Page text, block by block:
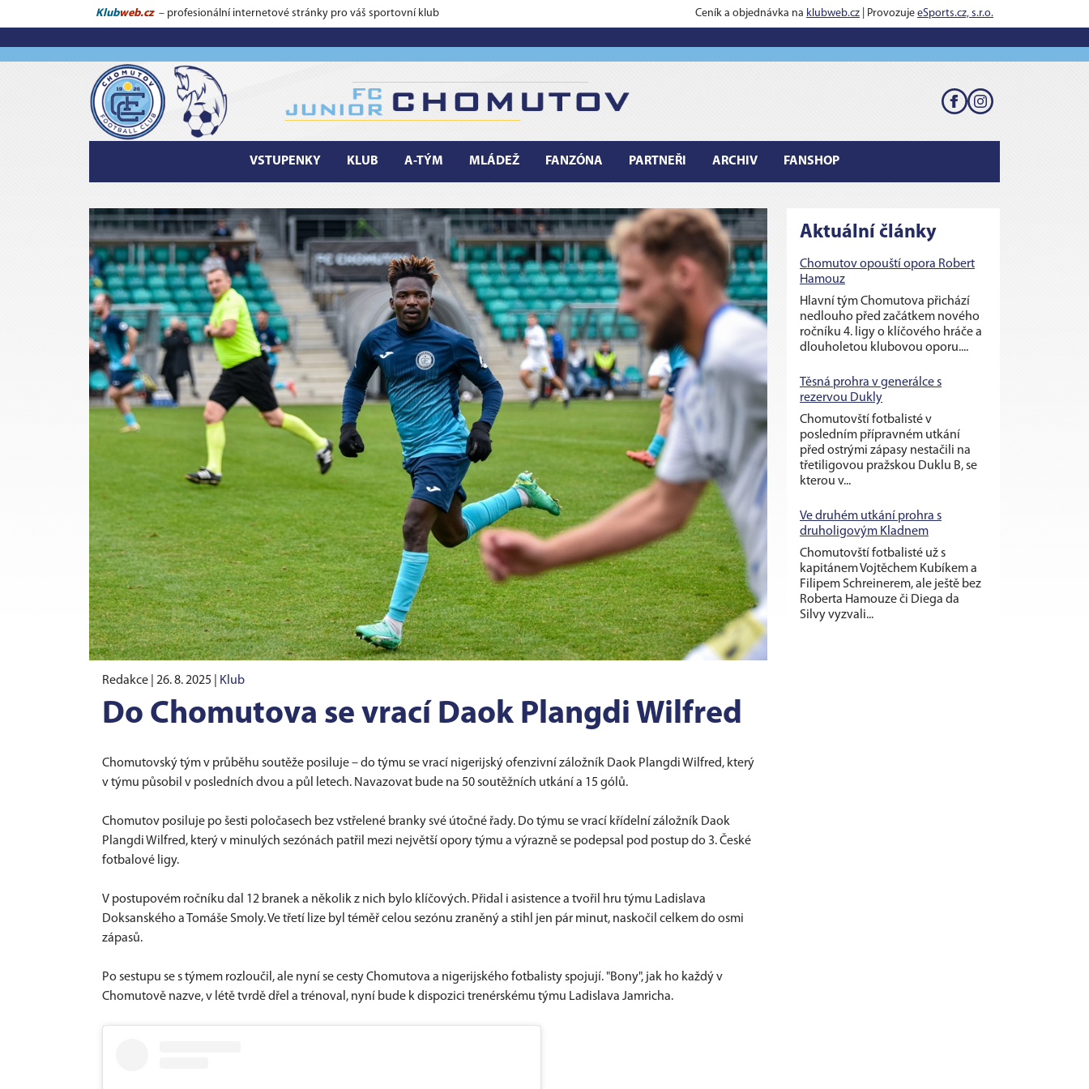
Klubweb.cz – profesionální internetové stránky pro váš sportovní klub Ceník a objednávka na klubweb.cz | Provozuje eSports.cz, s.r.o.
VSTUPENKY KLUB A-TÝM MLÁDEŽ FANZÓNA PARTNEŘI ARCHIV FANSHOP
Redakce | 26. 8. 2025 Klub
Do Chomutova se vrací Daok Plangdi Wilfred
Chomutovský tým v průběhu soutěže posiluje – do týmu se vrací nigerijský ofenzivní záložník Daok Plangdi Wilfred, který
v týmu působil v posledních dvou a půl letech. Navazovat bude na 50 soutěžních utkání a 15 gólů.
Chomutov posiluje po šesti poločasech bez vstřelené branky své útočné řady. Do týmu se vrací křídelní záložník Daok
Plangdi Wilfred, který v minulých sezónách patřil mezi největší opory týmu a výrazně se podepsal pod postup do 3. České
fotbalové ligy.
V postupovém ročníku dal 12 branek a několik z nich bylo klíčových. Přidal i asistence a tvořil hru týmu Ladislava
Doksanského a Tomáše Smoly. Ve třetí lize byl téměř celou sezónu zraněný a stihl jen pár minut, naskočil celkem do osmi
zápasů.
Po sestupu se s týmem rozloučil, ale nyní se cesty Chomutova a nigerijského fotbalisty spojují. "Bony", jak ho každý v
Chomutově nazve, v létě tvrdě dřel a trénoval, nyní bude k dispozici trenérskému týmu Ladislava Jamricha.
Aktuální články
Chomutov opouští opora Robert
Hamouz
Hlavní tým Chomutova přichází
nedlouho před začátkem nového
ročníku 4. ligy o klíčového hráče a
dlouholetou klubovou oporu....
Těsná prohra v generálce s
rezervou Dukly
Chomutovští fotbalisté v
posledním přípravném utkání
před ostrými zápasy nestačili na
třetiligovou pražskou Duklu B, se
kterou v...
Ve druhém utkání prohra s
druholigovým Kladnem
Chomutovští fotbalisté už s
kapitánem Vojtěchem Kubíkem a
Filipem Schreinerem, ale ještě bez
Roberta Hamouze či Diega da
Silvy vyzvali...